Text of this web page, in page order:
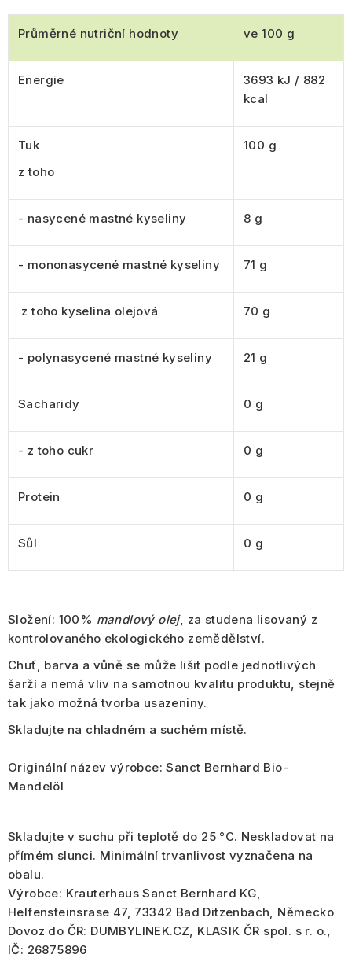
Průměrné nutriční hodnoty ve 100 g
Energie
3693 kJ / 882
kcal
Tuk
z toho
100 g
- nasycené mastné kyseliny 8 g
- mononasycené mastné kyseliny 71 g
z toho kyselina olejová 70 g
- polynasycené mastné kyseliny 21 g
Sacharidy 0 g
- z toho cukr 0 g
Protein 0 g
Sůl 0 g
Složení: 100% mandlový olej, za studena lisovaný z
kontrolovaného ekologického zemědělství.
Chuť, barva a vůně se může lišit podle jednotlivých
šarží a nemá vliv na samotnou kvalitu produktu, stejně
tak jako možná tvorba usazeniny.
Skladujte na chladném a suchém místě.
Originální název výrobce: Sanct Bernhard Bio-
Mandelöl
Skladujte v suchu při teplotě do 25 °C. Neskladovat na
přímém slunci. Minimální trvanlivost vyznačena na
obalu.
Výrobce: Krauterhaus Sanct Bernhard KG,
Helfensteinsrase 47, 73342 Bad Ditzenbach, Německo
Dovoz do ČR: DUMBYLINEK.CZ, KLASIK ČR spol. s r. o.,
IČ: 26875896